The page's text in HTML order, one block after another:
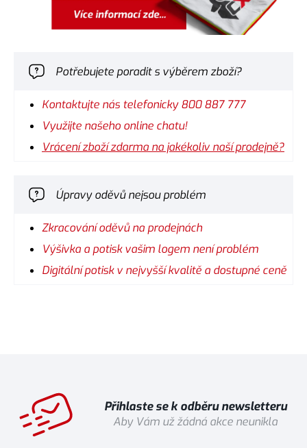
Potřebujete poradit s výběrem zboží?
Kontaktujte nás telefonicky 800 887 777
Využijte našeho online chatu!
Vrácení zboží zdarma na jakékoliv naší prodejně?
Úpravy oděvů nejsou problém
Zkracování oděvů na prodejnách
Výšivka a potisk vašim logem není problém
Digitální potisk v nejvyšší kvalitě a dostupné ceně
Přihlaste se k odběru newsletteru
Aby Vám už žádná akce neunikla